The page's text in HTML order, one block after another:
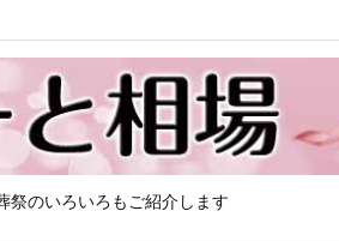
祭のいろいろもご紹介します